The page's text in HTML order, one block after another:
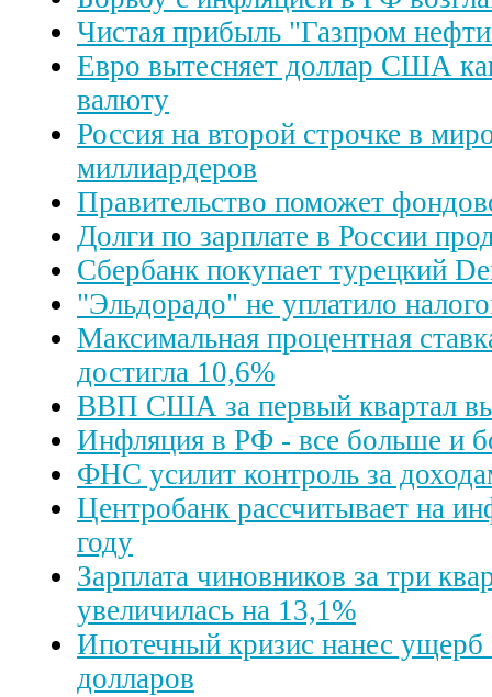
Чистая прибыль "Газпром
Евро вытесняет доллар США
валюту
Россия на второй строчке в
миллиардеров
Правительство поможет
Долги по зарплате в России
Сбербанк покупает турецкий
"Эльдорадо" не уплатило
Максимальная процентная
достигла 10,6%
ВВП США за первый квартал
Инфляция в РФ - все больше и
ФНС усилит контроль за
Центробанк рассчитывает на
году
Зарплата чиновников за три
увеличилась на 13,1%
Ипотечный кризис нанес ущерб
долларов